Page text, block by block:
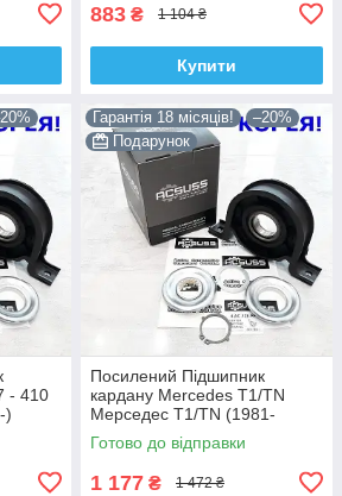
883 ₴ 1 104 ₴
Купити
- 410
)
Гарантія 18 місяців!
–20%
Подарунок
Посилений Підшипник
кардану Mercedes T1/TN
Мерседес T1/TN (1981-
1995-) 6015860041. Acsuss
КОРЕЯ!
Готово до відправки
1 177 ₴ 1 472 ₴